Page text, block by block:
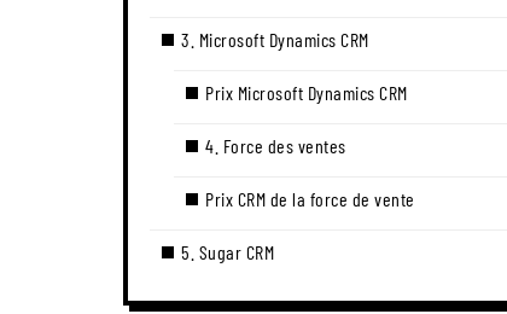
3. Microsoft Dynamics CRM
Prix Microsoft Dynamics CRM
4. Force des ventes
Prix CRM de la force de vente
5. Sugar CRM